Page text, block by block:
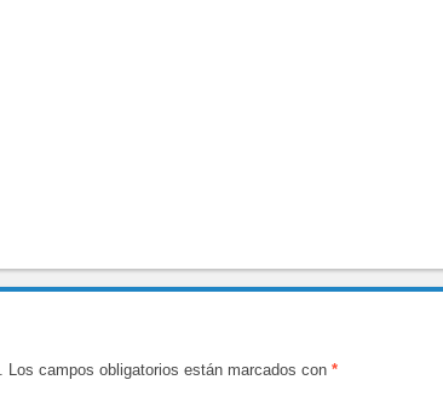
Los campos obligatorios están marcados con *